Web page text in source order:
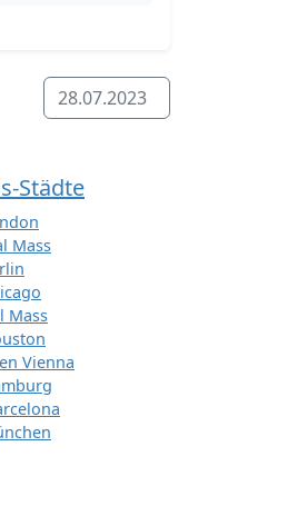
28.07.2023
Städte
Mass
Mass
Vienna